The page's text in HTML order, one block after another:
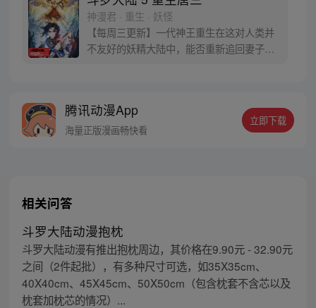
出来了，可孵出来的是一个婴儿，一个和人
类一模一样的孩子；与此同时，联邦研究所
正在解冻一名银色长发女子，而一名蓝发青
神漫君 · 重生 · 妖怪
【每周三更新】一代神王重生在这对人类并
不友好的妖精大陆中，能否重新追回妻子。
腾讯动漫App
海量正版漫画畅快看
立即下载
相关问答
斗罗大陆动漫抱枕
斗罗大陆动漫有推出抱枕周边，其价格在9.90元 - 32.90元
之间（2件起批），有多种尺寸可选，如35X35cm、
40X40cm、45X45cm、50X50cm（包含枕套不含芯以及
枕套加枕芯的情况）...